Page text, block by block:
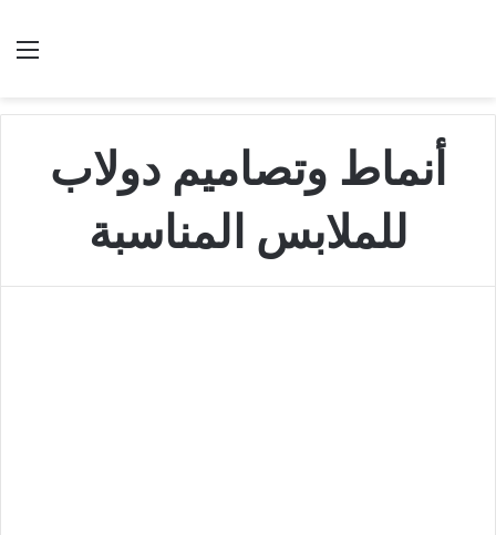
أنماط وتصاميم دولاب
للملابس المناسبة